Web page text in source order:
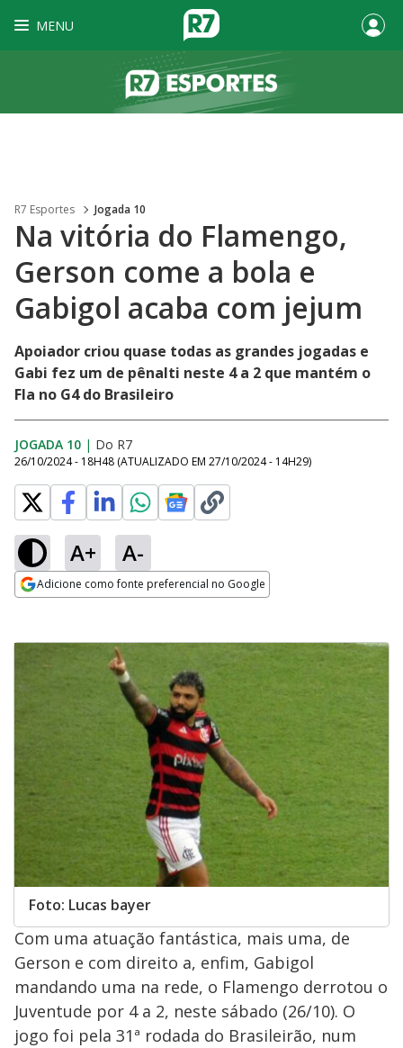
MENU
R7 Esportes Jogada 10
Na vitória do Flamengo,
Gerson come a bola e
Gabigol acaba com jejum
Apoiador criou quase todas as grandes jogadas e
Gabi fez um de pênalti neste 4 a 2 que mantém o
Fla no G4 do Brasileiro
JOGADA 10 | Do R7
26/10/2024 - 18H48 (ATUALIZADO EM 27/10/2024 - 14H29)
A+ A-
Adicione como fonte preferencial no Google
Foto: Lucas bayer
Com uma atuação fantástica, mais uma, de
Gerson e com direito a, enfim, Gabigol
mandando uma na rede, o Flamengo derrotou o
Juventude por 4 a 2, neste sábado (26/10). O
jogo foi pela 31ª rodada do Brasileirão, num